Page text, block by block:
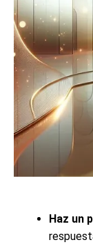
Haz un